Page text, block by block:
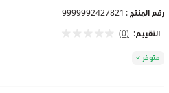
رقم المنتج : 9999992427821
التقييم: (0)
متوفر